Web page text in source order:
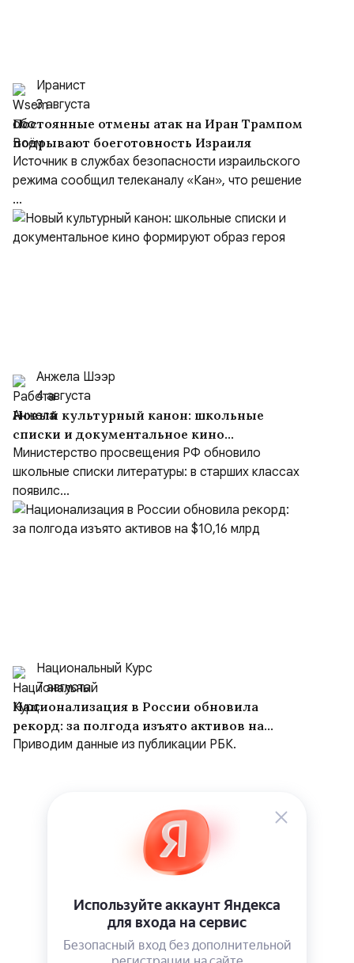
Иранист
3 августа
Постоянные отмены атак на Иран Трампом
подрывают боеготовность Израиля
Источник в службах безопасности израильского
режима сообщил телеканалу «Кан», что решение
...
Анжела Шээр
4 августа
Новый культурный канон: школьные
списки и документальное кино
формируют образ героя
Министерство просвещения РФ обновило
школьные списки литературы: в старших классах
появилс...
Национальный Курс
7 августа
Национализация в России обновила
рекорд: за полгода изъято активов на
$10,16 млрд
Приводим данные из публикации РБК.